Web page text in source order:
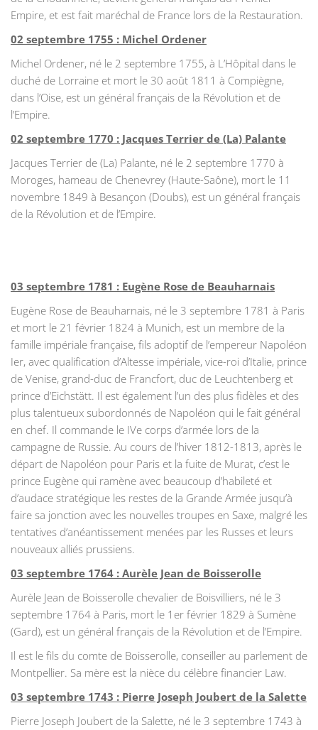
Empire, et est fait maréchal de France lors de la Restauration.
02 septembre 1755 : Michel Ordener
Michel Ordener, né le 2 septembre 1755, à L’Hôpital dans le
duché de Lorraine et mort le 30 août 1811 à Compiègne,
dans l’Oise, est un général français de la Révolution et de
l’Empire.
02 septembre 1770 : Jacques Terrier de (La) Palante
Jacques Terrier de (La) Palante, né le 2 septembre 1770 à
Moroges, hameau de Chenevrey (Haute-Saône), mort le 11
novembre 1849 à Besançon (Doubs), est un général français
de la Révolution et de l’Empire.
03 septembre 1781 : Eugène Rose de Beauharnais
Eugène Rose de Beauharnais, né le 3 septembre 1781 à Paris
et mort le 21 février 1824 à Munich, est un membre de la
famille impériale française, fils adoptif de l’empereur Napoléon
Ier, avec qualification d’Altesse impériale, vice-roi d’Italie, prince
de Venise, grand-duc de Francfort, duc de Leuchtenberg et
prince d’Eichstätt. Il est également l’un des plus fidèles et des
plus talentueux subordonnés de Napoléon qui le fait général
en chef. Il commande le IVe corps d’armée lors de la
campagne de Russie. Au cours de l’hiver 1812-1813, après le
départ de Napoléon pour Paris et la fuite de Murat, c’est le
prince Eugène qui ramène avec beaucoup d’habileté et
d’audace stratégique les restes de la Grande Armée jusqu’à
faire sa jonction avec les nouvelles troupes en Saxe, malgré les
tentatives d’anéantissement menées par les Russes et leurs
nouveaux alliés prussiens.
03 septembre 1764 : Aurèle Jean de Boisserolle
Aurèle Jean de Boisserolle chevalier de Boisvilliers, né le 3
septembre 1764 à Paris, mort le 1er février 1829 à Sumène
(Gard), est un général français de la Révolution et de l’Empire.
Il est le fils du comte de Boisserolle, conseiller au parlement de
Montpellier. Sa mère est la nièce du célèbre financier Law.
03 septembre 1743 : Pierre Joseph Joubert de la Salette
Pierre Joseph Joubert de la Salette, né le 3 septembre 1743 à